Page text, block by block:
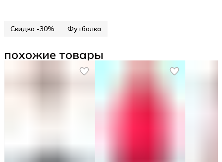
Скидка -30% Футболка
похожие товары